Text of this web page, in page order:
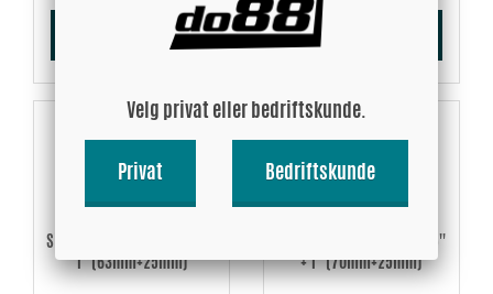
Silikonslange Svart T 2,5'' +
1'' (63mm+25mm)
Silikonslange Svart T 2,75''
+ 1'' (70mm+25mm)
Velg privat eller bedriftskunde.
Privat Bedriftskunde